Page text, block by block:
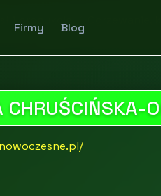
Firmy Blog
i produkcja